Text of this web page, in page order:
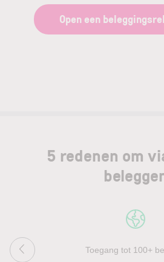
Open een
5 redenen om
Toegang tot 100+